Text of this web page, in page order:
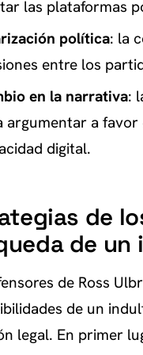
las plataformas
política: la
entre los
en la narrativa:
argumentar a favor
digital.
de
de
de Ross
de un
legal. En primer